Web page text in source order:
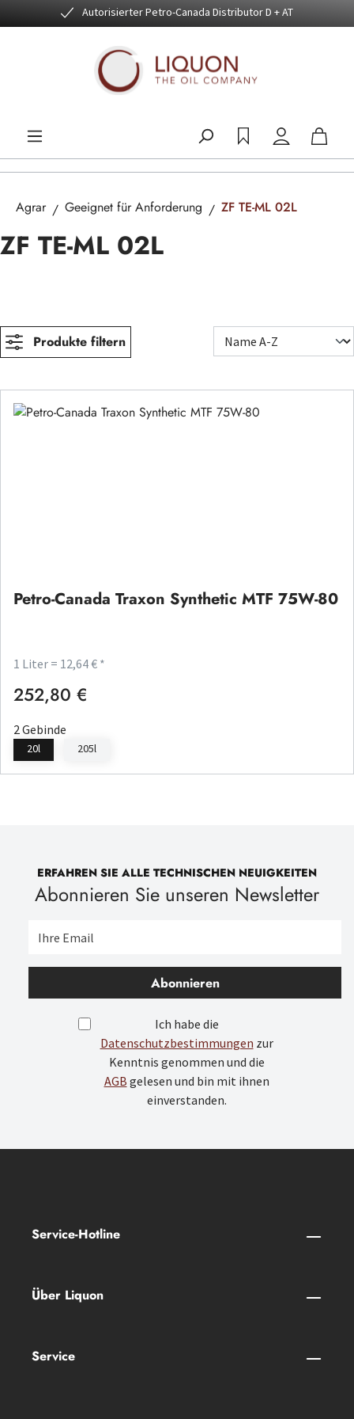
Zum Hauptinhalt springenAutorisierter Petro-Canada Distributor D + AT
Agrar Geeignet für Anforderung ZF TE-ML 02L
ZF TE-ML 02L
Produkte filtern
Petro-Canada Traxon Synthetic MTF 75W-80
1 Liter = 12,64 € *
Regulärer Preis:
252,80 €
2 Gebinde
20l 205l
ERFAHREN SIE ALLE TECHNISCHEN NEUIGKEITEN
Abonnieren Sie unseren Newsletter
Abonnieren
Ich habe die
Datenschutzbestimmungen zur
Kenntnis genommen und die
AGB gelesen und bin mit ihnen
einverstanden.
Service-Hotline
Über Liquon
Service